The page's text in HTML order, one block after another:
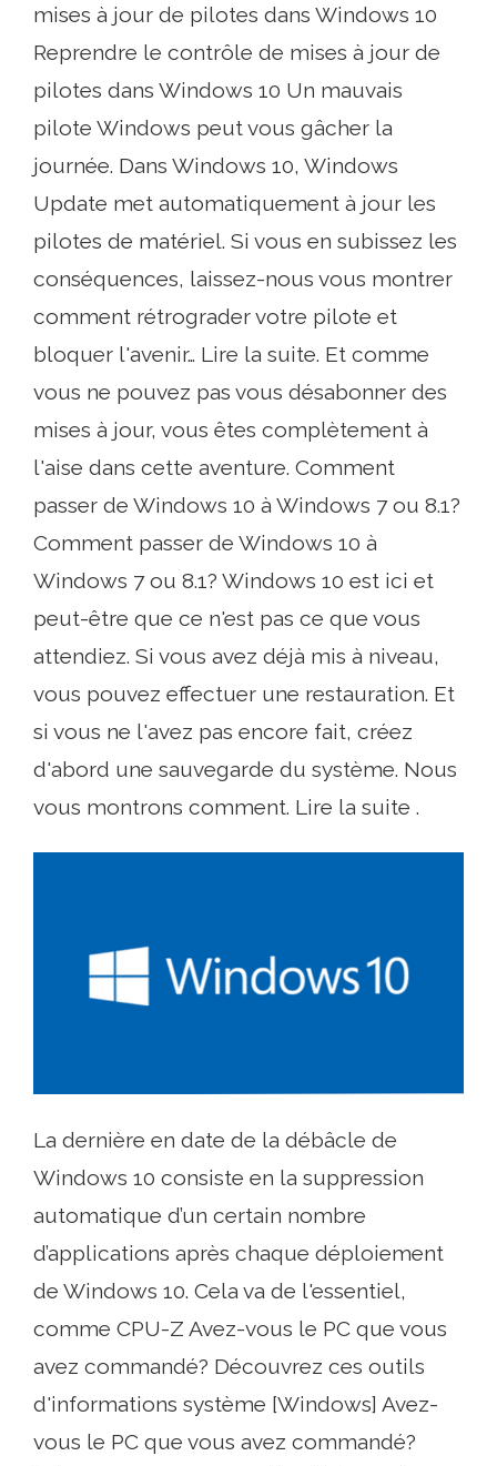
mises à jour de pilotes dans Windows 10
Reprendre le contrôle de mises à jour de
pilotes dans Windows 10 Un mauvais
pilote Windows peut vous gâcher la
journée. Dans Windows 10, Windows
Update met automatiquement à jour les
pilotes de matériel. Si vous en subissez les
conséquences, laissez-nous vous montrer
comment rétrograder votre pilote et
bloquer l'avenir… Lire la suite. Et comme
vous ne pouvez pas vous désabonner des
mises à jour, vous êtes complètement à
l'aise dans cette aventure. Comment
passer de Windows 10 à Windows 7 ou 8.1?
Comment passer de Windows 10 à
Windows 7 ou 8.1? Windows 10 est ici et
peut-être que ce n'est pas ce que vous
attendiez. Si vous avez déjà mis à niveau,
vous pouvez effectuer une restauration. Et
si vous ne l'avez pas encore fait, créez
d'abord une sauvegarde du système. Nous
vous montrons comment. Lire la suite .
La dernière en date de la débâcle de
Windows 10 consiste en la suppression
automatique d’un certain nombre
d’applications après chaque déploiement
de Windows 10. Cela va de l'essentiel,
comme CPU-Z Avez-vous le PC que vous
avez commandé? Découvrez ces outils
d'informations système [Windows] Avez-
vous le PC que vous avez commandé?